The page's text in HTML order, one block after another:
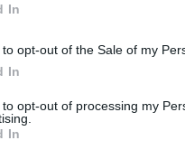
In
to opt-out of the Sale of my
In
to opt-out of processing my
In